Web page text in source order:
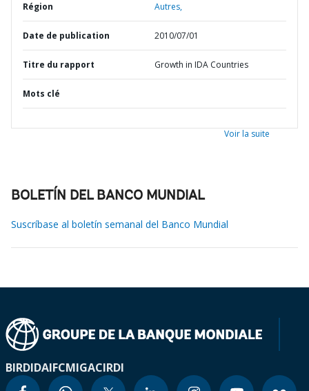
Région Autres,
Date de publication 2010/07/01
Titre du rapport Growth in IDA Countries
Mots clé
Voir la suite
BOLETÍN DEL BANCO MUNDIAL
Suscríbase al boletín semanal del Banco Mundial
BIRDIDAIFCMIGACIRDI